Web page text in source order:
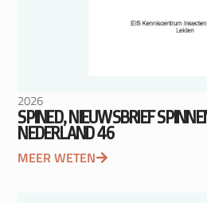
2026
SPINED, NIEUWSBRIEF
NEDERLAND 46
MEER WETEN